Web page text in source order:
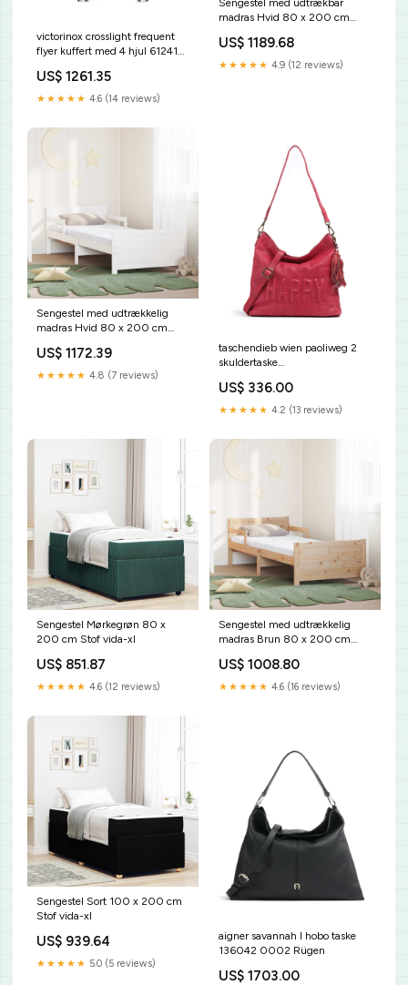
victorinox crosslight frequent
flyer kuffert med 4 hjul 612418
US$ 1261.35
★★★★★ 4.6 (14 reviews)
Sengestel med udtrækbar
madras Hvid 80 x 200 cm
US$ 1189.68
★★★★★ 4.9 (12 reviews)
Sengestel med udtrækkelig
madras Hvid 80 x 200 cm
US$ 1172.39
★★★★★ 4.8 (7 reviews)
taschendieb wien paoliweg 2
skuldertaske
US$ 336.00
★★★★★ 4.2 (13 reviews)
Sengestel Mørkegrøn 80 x
200 cm Stof vida-xl
US$ 851.87
★★★★★ 4.6 (12 reviews)
Sengestel med udtrækkelig
madras Brun 80 x 200 cm
US$ 1008.80
★★★★★ 4.6 (16 reviews)
Sengestel Sort 100 x 200 cm
Stof vida-xl
US$ 939.64
★★★★★ 5.0 (5 reviews)
aigner savannah l hobo taske
136042 0002 Rügen
US$ 1703.00